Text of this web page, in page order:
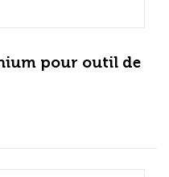
pour outil de